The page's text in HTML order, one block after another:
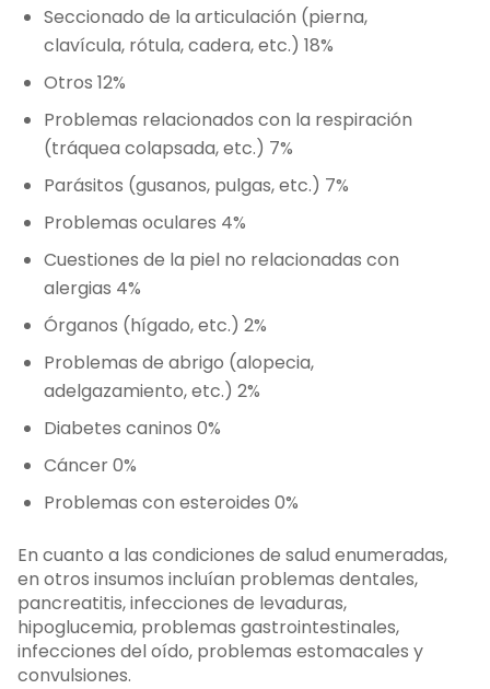
Seccionado de la articulación (pierna,
clavícula, rótula, cadera, etc.) 18%
Otros 12%
Problemas relacionados con la respiración
(tráquea colapsada, etc.) 7%
Parásitos (gusanos, pulgas, etc.) 7%
Problemas oculares 4%
Cuestiones de la piel no relacionadas con
alergias 4%
Órganos (hígado, etc.) 2%
Problemas de abrigo (alopecia,
adelgazamiento, etc.) 2%
Diabetes caninos 0%
Cáncer 0%
Problemas con esteroides 0%
En cuanto a las condiciones de salud enumeradas,
en otros insumos incluían problemas dentales,
pancreatitis, infecciones de levaduras,
hipoglucemia, problemas gastrointestinales,
infecciones del oído, problemas estomacales y
convulsiones.